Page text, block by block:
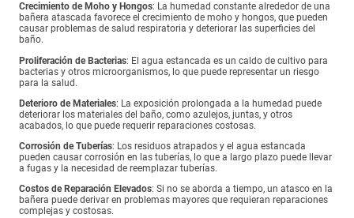
Crecimiento de Moho y Hongos: La humedad constante alrededor de una
bañera atascada favorece el crecimiento de moho y hongos, que pueden
causar problemas de salud respiratoria y deteriorar las superficies del
baño.
Proliferación de Bacterias: El agua estancada es un caldo de cultivo para
bacterias y otros microorganismos, lo que puede representar un riesgo
para la salud.
Deterioro de Materiales: La exposición prolongada a la humedad puede
deteriorar los materiales del baño, como azulejos, juntas, y otros
acabados, lo que puede requerir reparaciones costosas.
Corrosión de Tuberías: Los residuos atrapados y el agua estancada
pueden causar corrosión en las tuberías, lo que a largo plazo puede llevar
a fugas y la necesidad de reemplazar tuberías.
Costos de Reparación Elevados: Si no se aborda a tiempo, un atasco en la
bañera puede derivar en problemas mayores que requieran reparaciones
complejas y costosas.